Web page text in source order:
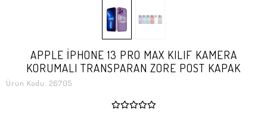
APPLE İPHONE 13 PRO MAX KILIF KAMERA
KORUMALI TRANSPARAN ZORE POST KAPAK
Ürün Kodu: 26705